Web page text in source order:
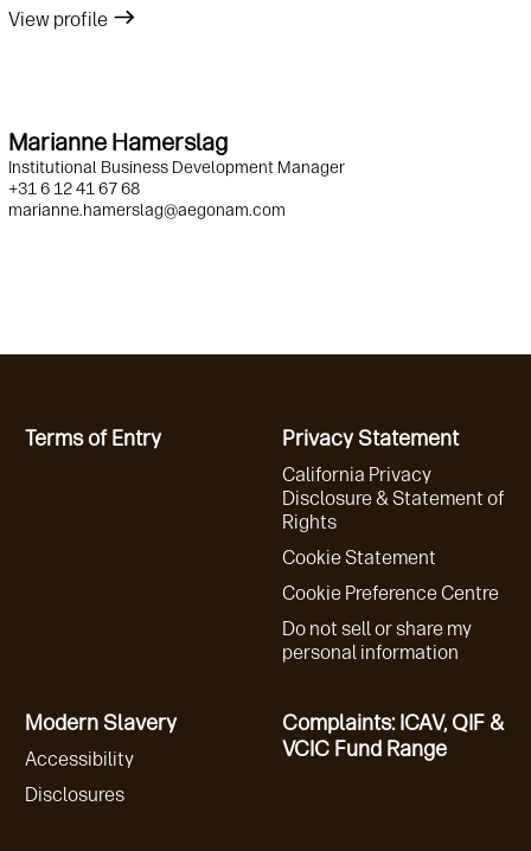
View profile
Marianne Hamerslag
Institutional Business Development Manager
+31 6 12 41 67 68
marianne.hamerslag@aegonam.com
Terms of Entry Privacy Statement
California Privacy
Disclosure & Statement of
Rights
Cookie Statement
Cookie Preference Centre
Do not sell or share my
personal information
Modern Slavery
Accessibility
Disclosures
Complaints: ICAV, QIF &
VCIC Fund Range